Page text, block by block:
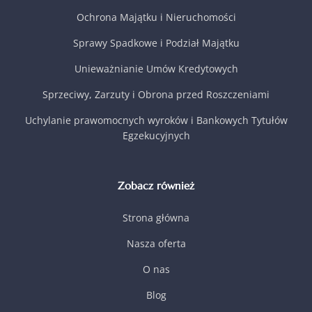
Ochrona Majątku i Nieruchomości
Sprawy Spadkowe i Podział Majątku
Unieważnianie Umów Kredytowych
Sprzeciwy, Zarzuty i Obrona przed Roszczeniami
Uchylanie prawomocnych wyroków i Bankowych Tytułów
Egzekucyjnych
Zobacz również
Strona główna
Nasza oferta
O nas
Blog